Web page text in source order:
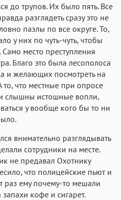
до трупов. Их было пять. Все
разглядеть сразу это не
пазлы по все округе. То,
у них по чуть-чуть, чтобы
Само место преступления
Благо это была лесополоса
и желающих посмотреть на
что местные при опросе
слышны истошные вопли,
у вообще кого бы то ни
внимательно разглядывать
сотрудники на месте.
не предавал Охотнику
что полицейские пьют и
раз ему почему-то мешали
кофе и сигарет.